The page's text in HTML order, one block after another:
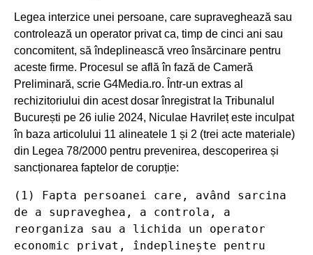
Legea interzice unei persoane, care supraveghează sau
controlează un operator privat ca, timp de cinci ani sau
concomitent, să îndeplinească vreo însărcinare pentru
aceste firme. Procesul se află în fază de Cameră
Preliminară, scrie G4Media.ro. Într-un extras al
rechizitoriului din acest dosar înregistrat la Tribunalul
București pe 26 iulie 2024, Niculae Havrileț este inculpat
în baza articolului 11 alineatele 1 și 2 (trei acte materiale)
din Legea 78/2000 pentru prevenirea, descoperirea și
sancționarea faptelor de corupție:
(1) Fapta persoanei care, având sarcina
de a supraveghea, a controla, a
reorganiza sau a lichida un operator
economic privat, îndeplinește pentru